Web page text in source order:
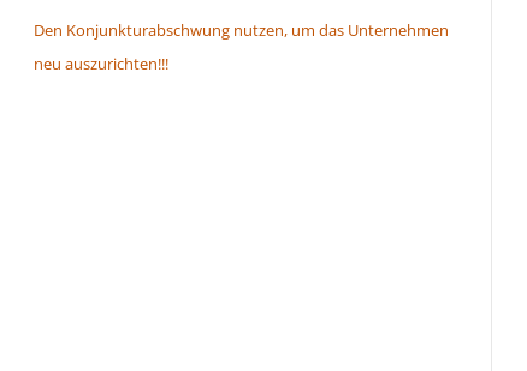
Den Konjunkturabschwung nutzen, um das Unternehmen
neu auszurichten!!!